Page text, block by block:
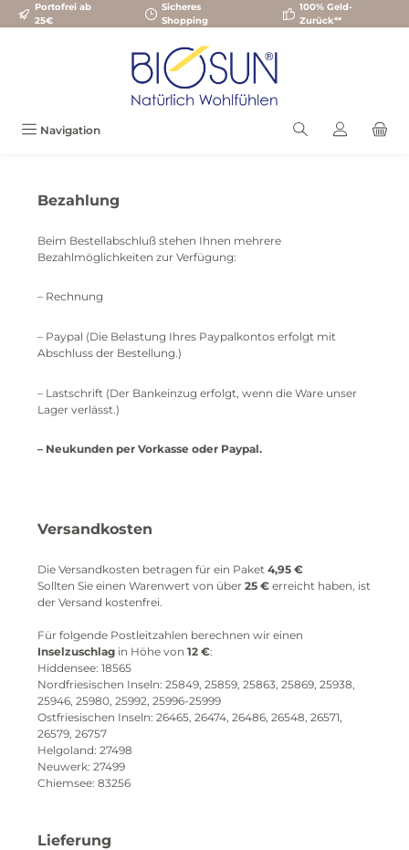
Zum Hauptinhalt springen
Portofrei ab
25€
Sicheres
Shopping
100% Geld-
Zurück**
Navigation
Bezahlung
Beim Bestellabschluß stehen Ihnen mehrere
Bezahlmöglichkeiten zur Verfügung:
– Rechnung
– Paypal (Die Belastung Ihres Paypalkontos erfolgt mit
Abschluss der Bestellung.)
– Lastschrift (Der Bankeinzug erfolgt, wenn die Ware unser
Lager verlässt.)
– Neukunden per Vorkasse oder Paypal.
Versandkosten
Die Versandkosten betragen für ein Paket 4,95 €
Sollten Sie einen Warenwert von über 25 € erreicht haben, ist
der Versand kostenfrei.
Für folgende Postleitzahlen berechnen wir einen
Inselzuschlag in Höhe von 12 €:
Hiddensee: 18565
Nordfriesischen Inseln: 25849, 25859, 25863, 25869, 25938,
25946, 25980, 25992, 25996-25999
Ostfriesischen Inseln: 26465, 26474, 26486, 26548, 26571,
26579, 26757
Helgoland: 27498
Neuwerk: 27499
Chiemsee: 83256
Lieferung